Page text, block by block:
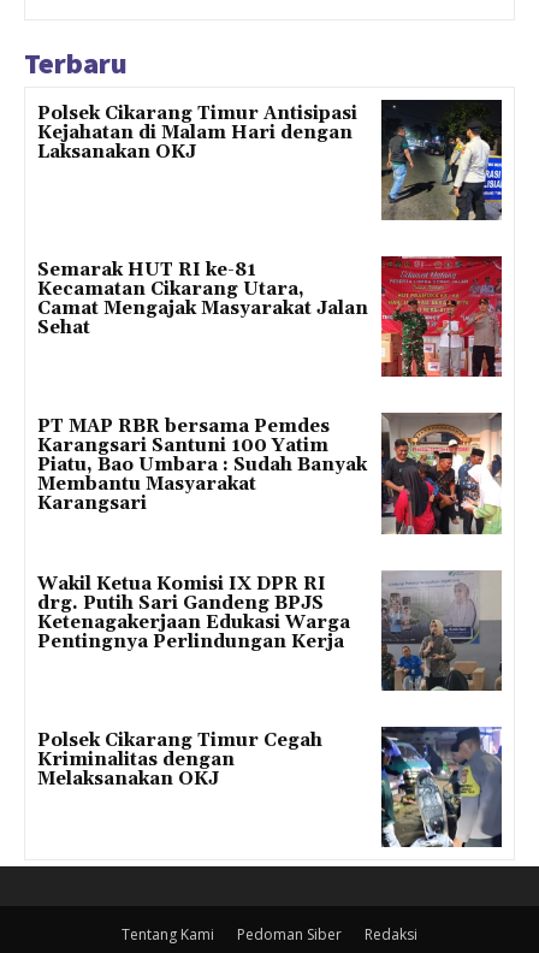
Terbaru
Polsek Cikarang Timur Antisipasi
Kejahatan di Malam Hari dengan
Laksanakan OKJ
Semarak HUT RI ke-81
Kecamatan Cikarang Utara,
Camat Mengajak Masyarakat Jalan
Sehat
PT MAP RBR bersama Pemdes
Karangsari Santuni 100 Yatim
Piatu, Bao Umbara : Sudah Banyak
Membantu Masyarakat
Karangsari
Wakil Ketua Komisi IX DPR RI
drg. Putih Sari Gandeng BPJS
Ketenagakerjaan Edukasi Warga
Pentingnya Perlindungan Kerja
Polsek Cikarang Timur Cegah
Kriminalitas dengan
Melaksanakan OKJ
Tentang Kami Pedoman Siber Redaksi